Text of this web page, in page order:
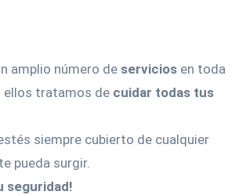
amplio número de servicios en toda
ellos tratamos de cuidar todas tus
siempre cubierto de cualquier
pueda surgir.
seguridad!